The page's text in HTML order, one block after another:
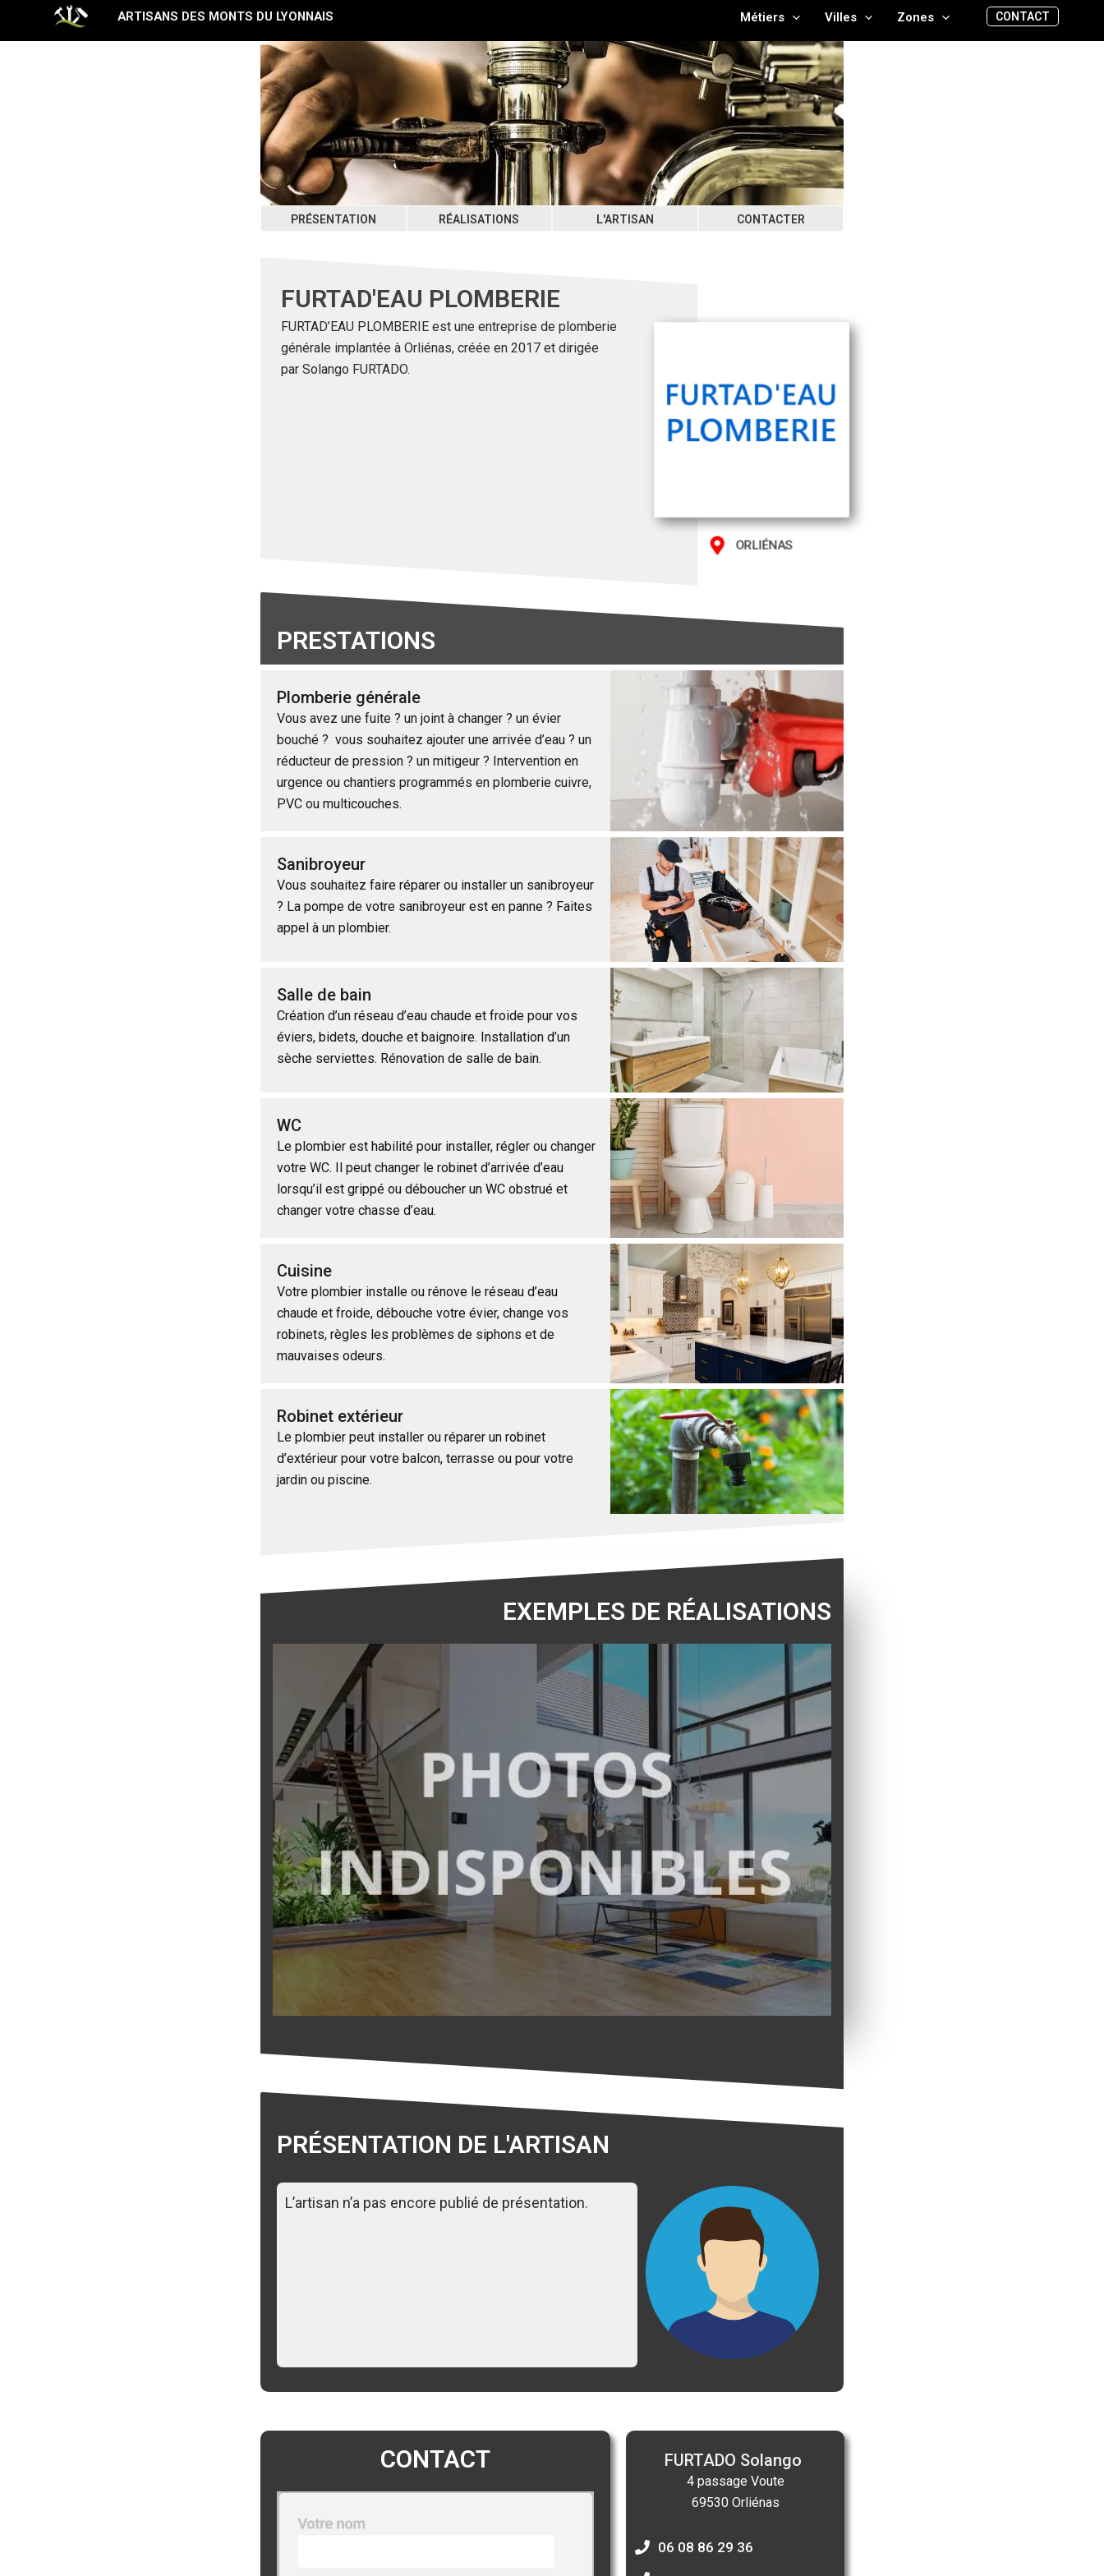
ARTISANS DES MONTS DU LYONNAIS Métiers Villes Zones CONTACT
PRÉSENTATION RÉALISATIONS L'ARTISAN CONTACTER
FURTAD'EAU PLOMBERIE
FURTAD’EAU PLOMBERIE est une entreprise de plomberie
générale implantée à Orliénas, créée en 2017 et dirigée
par Solango FURTADO.
ORLIÉNAS
PRESTATIONS
Plomberie générale
Vous avez une fuite ? un joint à changer ? un évier
bouché ? vous souhaitez ajouter une arrivée d’eau ? un
réducteur de pression ? un mitigeur ? Intervention en
urgence ou chantiers programmés en plomberie cuivre,
PVC ou multicouches.
Sanibroyeur
Vous souhaitez faire réparer ou installer un sanibroyeur
? La pompe de votre sanibroyeur est en panne ? Faites
appel à un plombier.
Salle de bain
Création d’un réseau d’eau chaude et froide pour vos
éviers, bidets, douche et baignoire. Installation d’un
sèche serviettes. Rénovation de salle de bain.
WC
Le plombier est habilité pour installer, régler ou changer
votre WC. Il peut changer le robinet d’arrivée d’eau
lorsqu’il est grippé ou déboucher un WC obstrué et
changer votre chasse d’eau.
Cuisine
Votre plombier installe ou rénove le réseau d’eau
chaude et froide, débouche votre évier, change vos
robinets, règles les problèmes de siphons et de
mauvaises odeurs.
Robinet extérieur
Le plombier peut installer ou réparer un robinet
d’extérieur pour votre balcon, terrasse ou pour votre
jardin ou piscine.
EXEMPLES DE RÉALISATIONS
PRÉSENTATION DE L'ARTISAN
L’artisan n’a pas encore publié de présentation.
CONTACT FURTADO Solango
4 passage Voute
69530 Orliénas
06 08 86 29 36